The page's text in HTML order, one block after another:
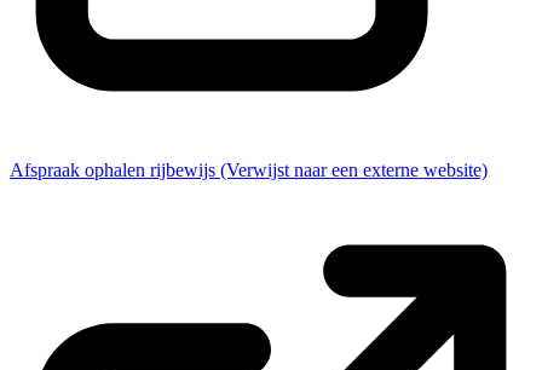
Afspraak ophalen rijbewijs (Verwijst naar een externe website)